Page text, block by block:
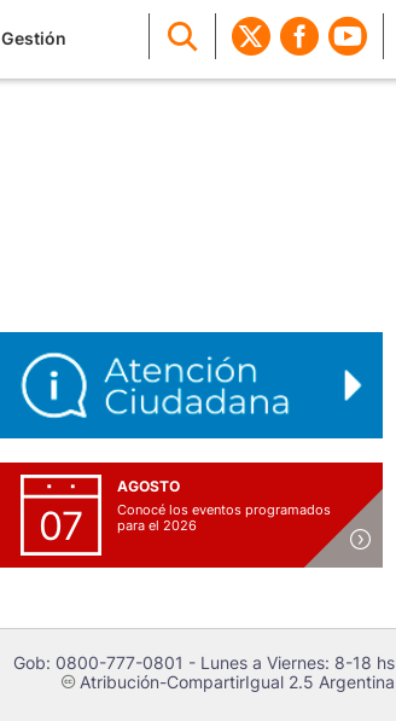
Gestión
07
AGOSTO
Conocé los eventos programados
para el 2026
Gob: 0800-777-0801 - Lunes a Viernes: 8-18 hs
cAtribución-CompartirIgual 2.5 Argentina